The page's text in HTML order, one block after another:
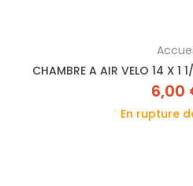
CHAMBRE A AIR VELO 14 X
6,00
En rupture